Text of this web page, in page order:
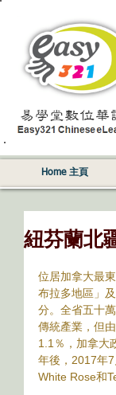
Home 主頁
紐芬蘭北
位居加拿大最
布拉多地區」
分。全省五十
傳統產業，但
1.1％，加拿大
年後，2017年
White Rose和